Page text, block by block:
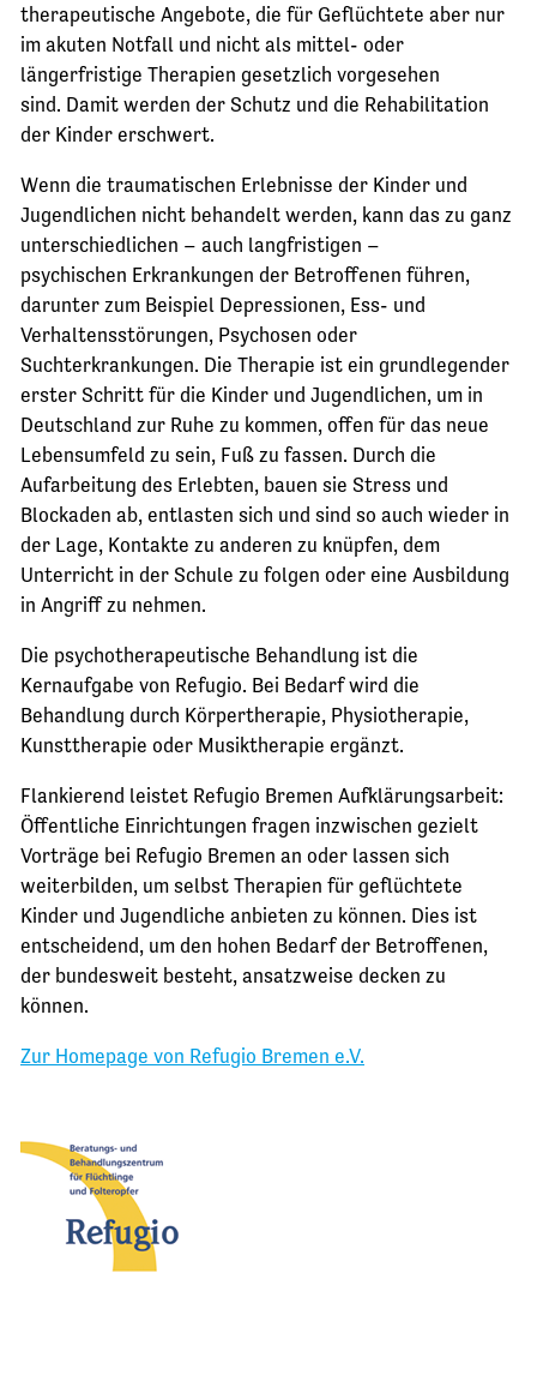
therapeutische Angebote, die für Geflüchtete aber nur
im akuten Notfall und nicht als mittel- oder
längerfristige Therapien gesetzlich vorgesehen
sind. Damit werden der Schutz und die Rehabilitation
der Kinder erschwert.
Wenn die traumatischen Erlebnisse der Kinder und
Jugendlichen nicht behandelt werden, kann das zu ganz
unterschiedlichen – auch langfristigen –
psychischen Erkrankungen der Betroffenen führen,
darunter zum Beispiel Depressionen, Ess- und
Verhaltensstörungen, Psychosen oder
Suchterkrankungen. Die Therapie ist ein grundlegender
erster Schritt für die Kinder und Jugendlichen, um in
Deutschland zur Ruhe zu kommen, offen für das neue
Lebensumfeld zu sein, Fuß zu fassen. Durch die
Aufarbeitung des Erlebten, bauen sie Stress und
Blockaden ab, entlasten sich und sind so auch wieder in
der Lage, Kontakte zu anderen zu knüpfen, dem
Unterricht in der Schule zu folgen oder eine Ausbildung
in Angriff zu nehmen.
Die psychotherapeutische Behandlung ist die
Kernaufgabe von Refugio. Bei Bedarf wird die
Behandlung durch Körpertherapie, Physiotherapie,
Kunsttherapie oder Musiktherapie ergänzt.
Flankierend leistet Refugio Bremen Aufklärungsarbeit:
Öffentliche Einrichtungen fragen inzwischen gezielt
Vorträge bei Refugio Bremen an oder lassen sich
weiterbilden, um selbst Therapien für geflüchtete
Kinder und Jugendliche anbieten zu können. Dies ist
entscheidend, um den hohen Bedarf der Betroffenen,
der bundesweit besteht, ansatzweise decken zu
können.
Zur Homepage von Refugio Bremen e.V.